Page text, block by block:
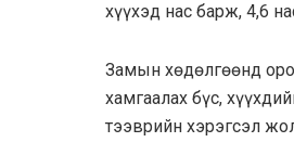
хүүхэд нас барж, 4,6
Замын хөдөлгөөнд
хамгаалах бүс,
тээврийн хэрэгсэл